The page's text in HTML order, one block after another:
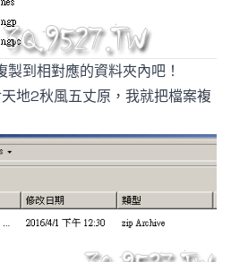
到相對應的資料夾內吧！
地2秋風五丈原，我就把檔案複